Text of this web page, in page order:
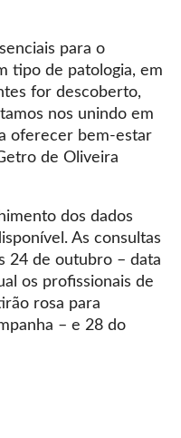
para o
tipo de patologia, em
for descoberto,
nos unindo em
oferecer bem-estar
de Oliveira
dos dados
As consultas
24 de outubro – data
os profissionais de
rosa para
– e 28 do